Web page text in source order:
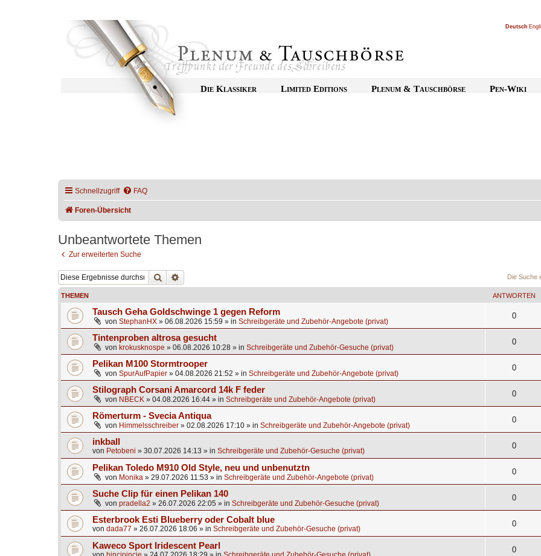
Deutsch
Die Klassiker Limited Editions Plenum & Tauschbörse Pen-Wiki
Schnellzugriff FAQ
Foren-Übersicht
Unbeantwortete Themen
Zur erweiterten Suche
Suche Die Suche
THEMEN ANTWORTEN
Tausch Geha Goldschwinge 1 gegen Reform
von StephanHX » 06.08.2026 15:59 » in Schreibgeräte und Zubehör-Angebote (privat)
0
Tintenproben altrosa gesucht
von krokusknospe » 06.08.2026 10:28 » in Schreibgeräte und Zubehör-Gesuche (privat)
0
Pelikan M100 Stormtrooper
von SpurAufPapier » 04.08.2026 21:52 » in Schreibgeräte und Zubehör-Angebote (privat)
0
Stilograph Corsani Amarcord 14k F feder
von NBECK » 04.08.2026 16:44 » in Schreibgeräte und Zubehör-Angebote (privat)
0
Römerturm - Svecia Antiqua
von Himmelsschreiber » 02.08.2026 17:10 » in Schreibgeräte und Zubehör-Angebote (privat)
0
inkball
von Petobeni » 30.07.2026 14:13 » in Schreibgeräte und Zubehör-Gesuche (privat)
0
Pelikan Toledo M910 Old Style, neu und unbenutztn
von Monika » 29.07.2026 11:53 » in Schreibgeräte und Zubehör-Angebote (privat)
0
Suche Clip für einen Pelikan 140
von pradella2 » 26.07.2026 22:05 » in Schreibgeräte und Zubehör-Gesuche (privat)
0
Esterbrook Esti Blueberry oder Cobalt blue
von dada77 » 26.07.2026 18:06 » in Schreibgeräte und Zubehör-Gesuche (privat)
0
Kaweco Sport Iridescent Pearl 0